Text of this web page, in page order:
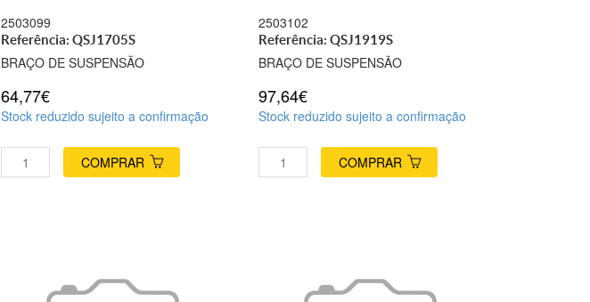
2503099
Referência: QSJ1705S
BRAÇO DE SUSPENSÃO
64,77€
Stock reduzido sujeito a confirmação
COMPRAR
2503102
Referência: QSJ1919S
BRAÇO DE SUSPENSÃO
97,64€
Stock reduzido sujeito a confirmação
COMPRAR